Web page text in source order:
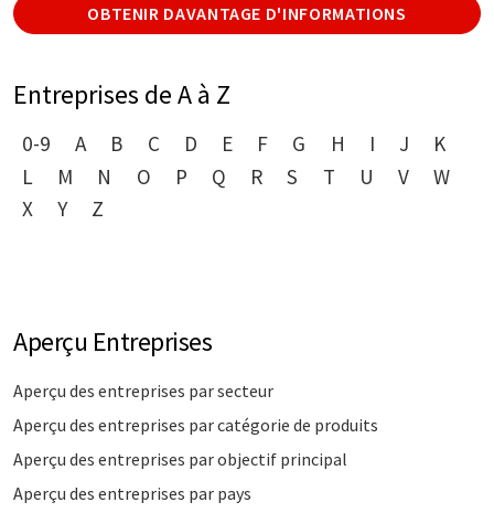
OBTENIR DAVANTAGE D'INFORMATIONS
Entreprises de A à Z
0-9 A B C D E F G H I J
K
L
M N O P Q R S T U V
W
X
Y Z
Aperçu Entreprises
Aperçu des entreprises par secteur
Aperçu des entreprises par catégorie de produits
Aperçu des entreprises par objectif principal
Aperçu des entreprises par pays